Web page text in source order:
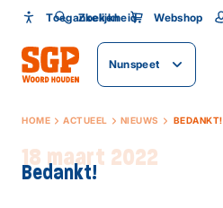
Toegankelijkheid
Toegankelijkheid
Lettergrootte
Zoeken Webshop
Nunspeet
HOME ACTUEEL NIEUWS BEDANKT!
18 maart 2022
Bedankt!